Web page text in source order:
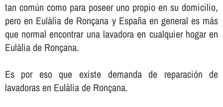
tan común como para poseer uno propio en su domicilio,
pero en Eulàlia de Ronçana y España en general es más
que normal encontrar una lavadora en cualquier hogar en
Eulàlia de Ronçana.
Es por eso que existe demanda de reparación de
lavadoras en Eulàlia de Ronçana.